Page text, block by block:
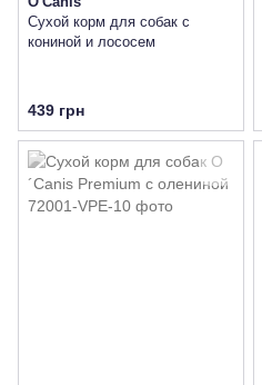
Сухой корм для собак с
кониной и лососем
439 грн